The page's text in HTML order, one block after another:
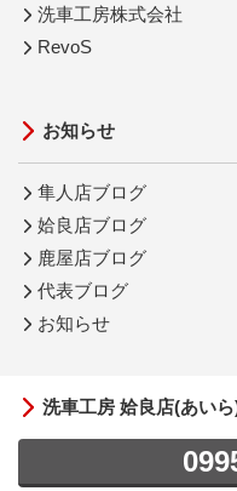
洗車工房株式会社
RevoS
お知らせ
隼人店ブログ
姶良店ブログ
鹿屋店ブログ
代表ブログ
お知らせ
洗車工房 姶良店(あい